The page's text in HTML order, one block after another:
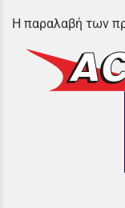
Η παραλαβή των